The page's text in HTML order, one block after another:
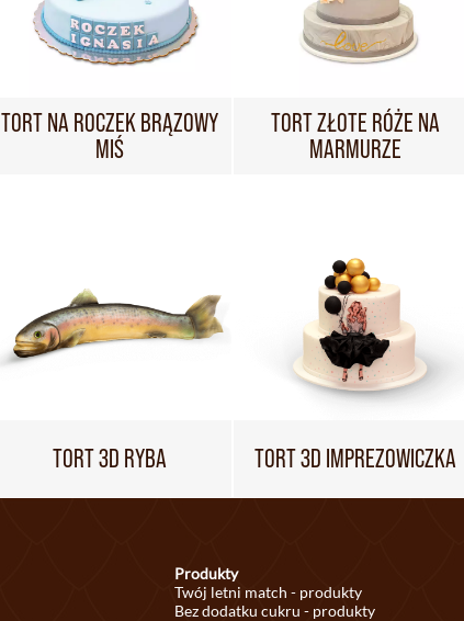
TORT NA ROCZEK BRĄZOWY
MIŚ
TORT ZŁOTE RÓŻE NA
MARMURZE
TORT 3D RYBA TORT 3D IMPREZOWICZKA
Produkty
Twój letni match - produkty
Bez dodatku cukru - produkty